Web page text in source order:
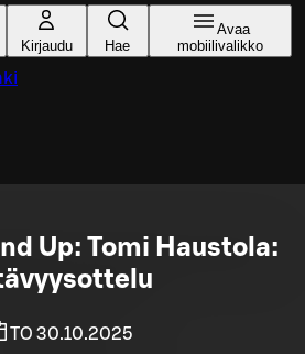
Kirjaudu Hae
Avaa
mobiilivalikko
Up: Tomi Haustola:
TO 30.10.2025